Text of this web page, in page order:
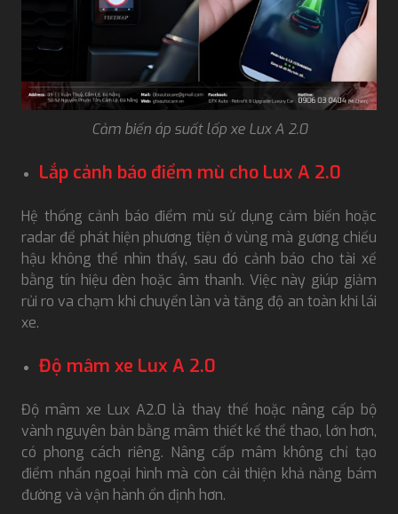
Cảm biến áp suất lốp xe Lux A 2.0
Lắp cảnh báo điểm mù cho Lux A 2.0
Hệ thống cảnh báo điểm mù sử dụng cảm biến hoặc
radar để phát hiện phương tiện ở vùng mà gương chiếu
hậu không thể nhìn thấy, sau đó cảnh báo cho tài xế
bằng tín hiệu đèn hoặc âm thanh. Việc này giúp giảm
rủi ro va chạm khi chuyển làn và tăng độ an toàn khi lái
xe.
Độ mâm xe Lux A 2.0
Độ mâm xe Lux A2.0 là thay thế hoặc nâng cấp bộ
vành nguyên bản bằng mâm thiết kế thể thao, lớn hơn,
có phong cách riêng. Nâng cấp mâm không chỉ tạo
điểm nhấn ngoại hình mà còn cải thiện khả năng bám
đường và vận hành ổn định hơn.